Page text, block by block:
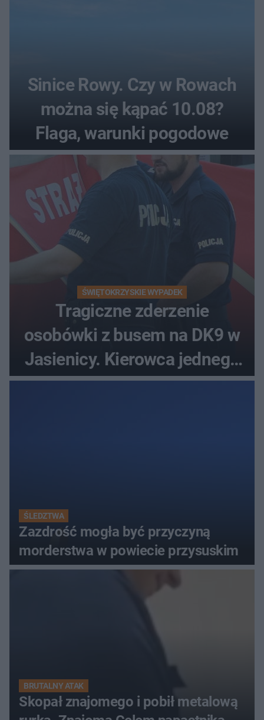
Sinice Rowy. Czy w Rowach
można się kąpać 10.08?
Flaga, warunki pogodowe
ŚWIĘTOKRZYSKIE WYPADEK
Tragiczne zderzenie
osobówki z busem na DK9 w
Jasienicy. Kierowca jednego
z pojazdów zginął na miejscu
ŚLEDZTWA
Zazdrość mogła być przyczyną
morderstwa w powiecie przysuskim
BRUTALNY ATAK
Skopał znajomego i pobił metalową